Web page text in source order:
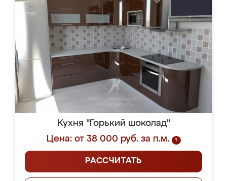
Кухня "Горький шоколад"
Цена: от 38 000 руб. за п.м.
?
РАССЧИТАТЬ